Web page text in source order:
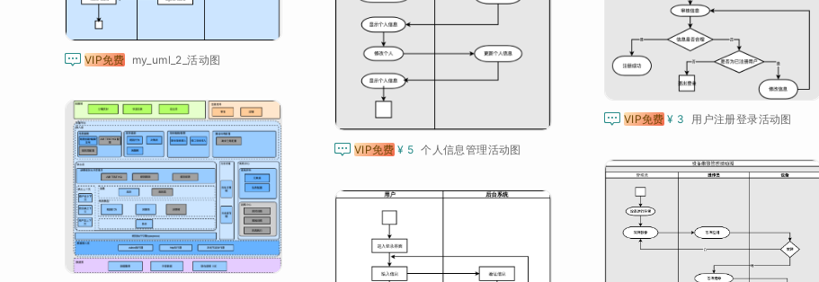
 VIP免费 my_uml_2_活动图
 VIP免费 ¥ 3 用户注册登录活动图
 VIP免费 ¥ 5 个人信息管理活动图